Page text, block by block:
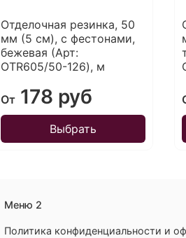
Отделочная резинка, 50
мм (5 см), с фестонами,
бежевая (Арт:
OTR605/50-126), м
От178 руб
Выбрать
Меню 2
Политика конфиденциальности и